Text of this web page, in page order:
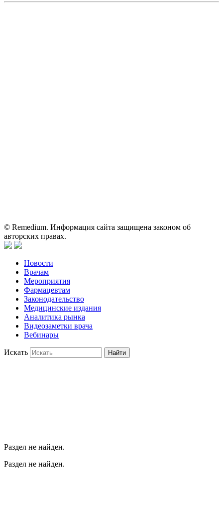
© Remedium. Информация сайта защищена законом об
авторских правах.
Новости
Врачам
Мероприятия
Фармацевтам
Законодательство
Медицинские издания
Аналитика рынка
Видеозаметки врача
Вебинары
Искать Найти
Раздел не найден.
Раздел не найден.